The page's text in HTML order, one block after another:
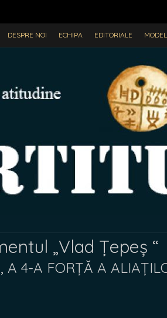
DESPRE NOI ECHIPA EDITORIALE
„Vlad Țepeș “
A 4-A FORȚĂ A